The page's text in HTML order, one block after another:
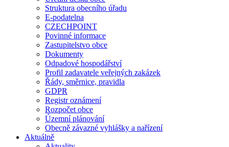
Struktura obecního úřadu
E-podatelna
CZECHPOINT
Povinné informace
Zastupitelstvo obce
Dokumenty
Odpadové hospodářství
Profil zadavatele veřejných zakázek
Řády, směrnice, pravidla
GDPR
Registr oznámení
Rozpočet obce
Územní plánování
Obecně závazné vyhlášky a nařízení
Aktuálně